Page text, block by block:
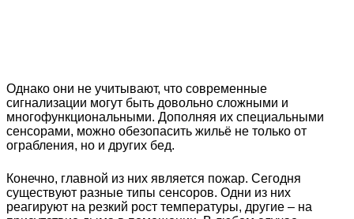
Однако они не учитывают, что современные
сигнализации могут быть довольно сложными и
многофункциональными. Дополняя их специальными
сенсорами, можно обезопасить жильё не только от
ограбления, но и других бед.
Конечно, главной из них является пожар. Сегодня
существуют разные типы сенсоров. Одни из них
реагируют на резкий рост температуры, другие – на